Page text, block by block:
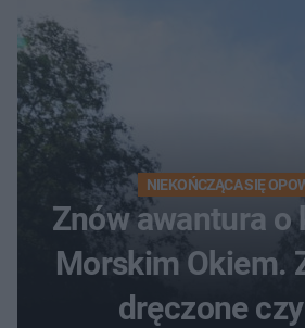
NIEKOŃCZĄCA SIĘ
Znów awantura o
Morskim Okiem.
dręczone